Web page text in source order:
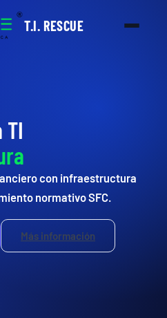
T.I. RESCUE
con infraestructura
normativo SFC.
Más información